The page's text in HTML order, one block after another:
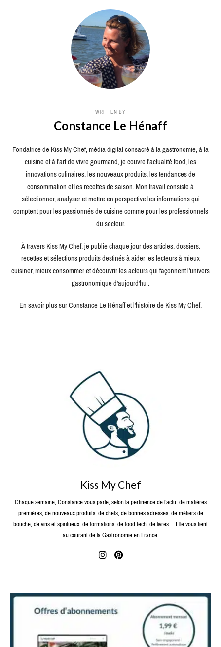
WRITTEN BY
Constance Le Hénaff
Fondatrice de Kiss My Chef, média digital consacré à la gastronomie, à la
cuisine et à l'art de vivre gourmand, je couvre l'actualité food, les
innovations culinaires, les nouveaux produits, les tendances de
consommation et les recettes de saison. Mon travail consiste à
sélectionner, analyser et mettre en perspective les informations qui
comptent pour les passionnés de cuisine comme pour les professionnels
du secteur.
À travers Kiss My Chef, je publie chaque jour des articles, dossiers,
recettes et sélections produits destinés à aider les lecteurs à mieux
cuisiner, mieux consommer et découvrir les acteurs qui façonnent l'univers
gastronomique d'aujourd'hui.
En savoir plus sur Constance Le Hénaff et l'histoire de Kiss My Chef.
Kiss My Chef
Chaque semaine, Constance vous parle, selon la pertinence de l’actu, de matières
premières, de nouveaux produits, de chefs, de bonnes adresses, de métiers de
bouche, de vins et spiritueux, de formations, de food tech, de livres… Elle vous tient
au courant de la Gastronomie en France.